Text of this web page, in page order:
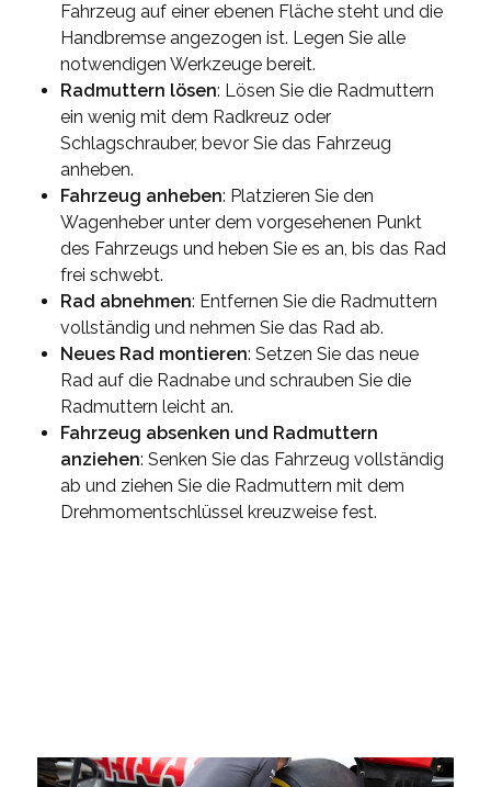
Fahrzeug auf einer ebenen Fläche steht und die
Handbremse angezogen ist. Legen Sie alle
notwendigen Werkzeuge bereit.
Radmuttern lösen: Lösen Sie die Radmuttern
ein wenig mit dem Radkreuz oder
Schlagschrauber, bevor Sie das Fahrzeug
anheben.
Fahrzeug anheben: Platzieren Sie den
Wagenheber unter dem vorgesehenen Punkt
des Fahrzeugs und heben Sie es an, bis das Rad
frei schwebt.
Rad abnehmen: Entfernen Sie die Radmuttern
vollständig und nehmen Sie das Rad ab.
Neues Rad montieren: Setzen Sie das neue
Rad auf die Radnabe und schrauben Sie die
Radmuttern leicht an.
Fahrzeug absenken und Radmuttern
anziehen: Senken Sie das Fahrzeug vollständig
ab und ziehen Sie die Radmuttern mit dem
Drehmomentschlüssel kreuzweise fest.